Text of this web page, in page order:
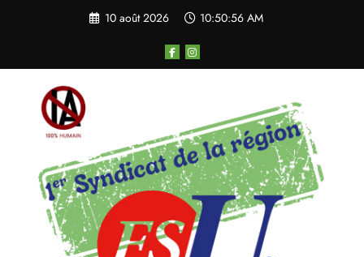
10 août 2026 10:50:57 AM